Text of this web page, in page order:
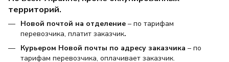
территорий.
Новой почтой на отделение – по тарифам
перевозчика, платит заказчик.
Курьером Новой почты по адресу заказчика – по
тарифам перевозчика, оплачивает заказчик.